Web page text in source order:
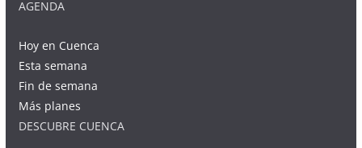
AGENDA
Hoy en Cuenca
Esta semana
Fin de semana
Más planes
DESCUBRE CUENCA